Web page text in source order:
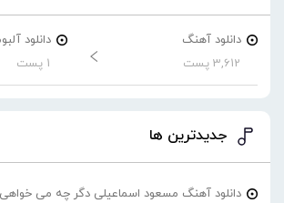
دانلود آهنگ
3,612 پست
دانلود
1 پست
جدیدترین ها
دانلود آهنگ مسعود اسماعیلی دگر چه می خواهی